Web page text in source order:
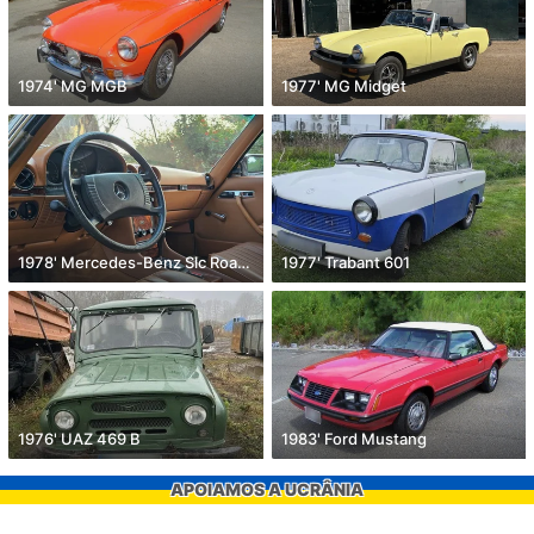
1974' MG MGB 1977' MG Midget
1978' Mercedes-Benz Slc Roadster 1977' Trabant 601
1976' UAZ 469 B 1983' Ford Mustang
APOIAMOS A UCRÂNIA